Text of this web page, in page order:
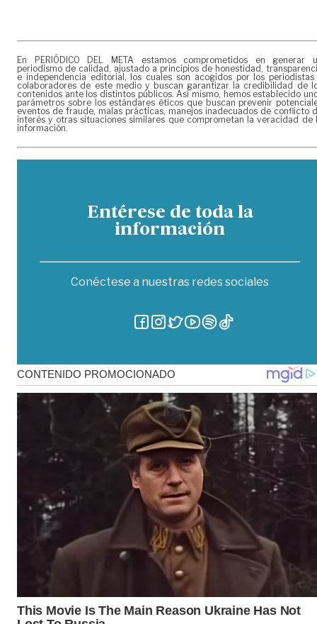
En PERIÓDICO DEL META estamos comprometidos en generar
periodismo de calidad, ajustado a principios de honestidad,
e independencia editorial, los cuales son acogidos por los periodistas
colaboradores de este medio y buscan garantizar la credibilidad de
contenidos ante los distintos públicos. Así mismo, hemos establecido
parámetros sobre los estándares éticos que buscan prevenir
eventos de fraude, malas prácticas, manejos inadecuados de conflicto
interés y otras situaciones similares que comprometan la veracidad de
información.
Entérese de toda la
información
Conéctese a nuestras redes sociales